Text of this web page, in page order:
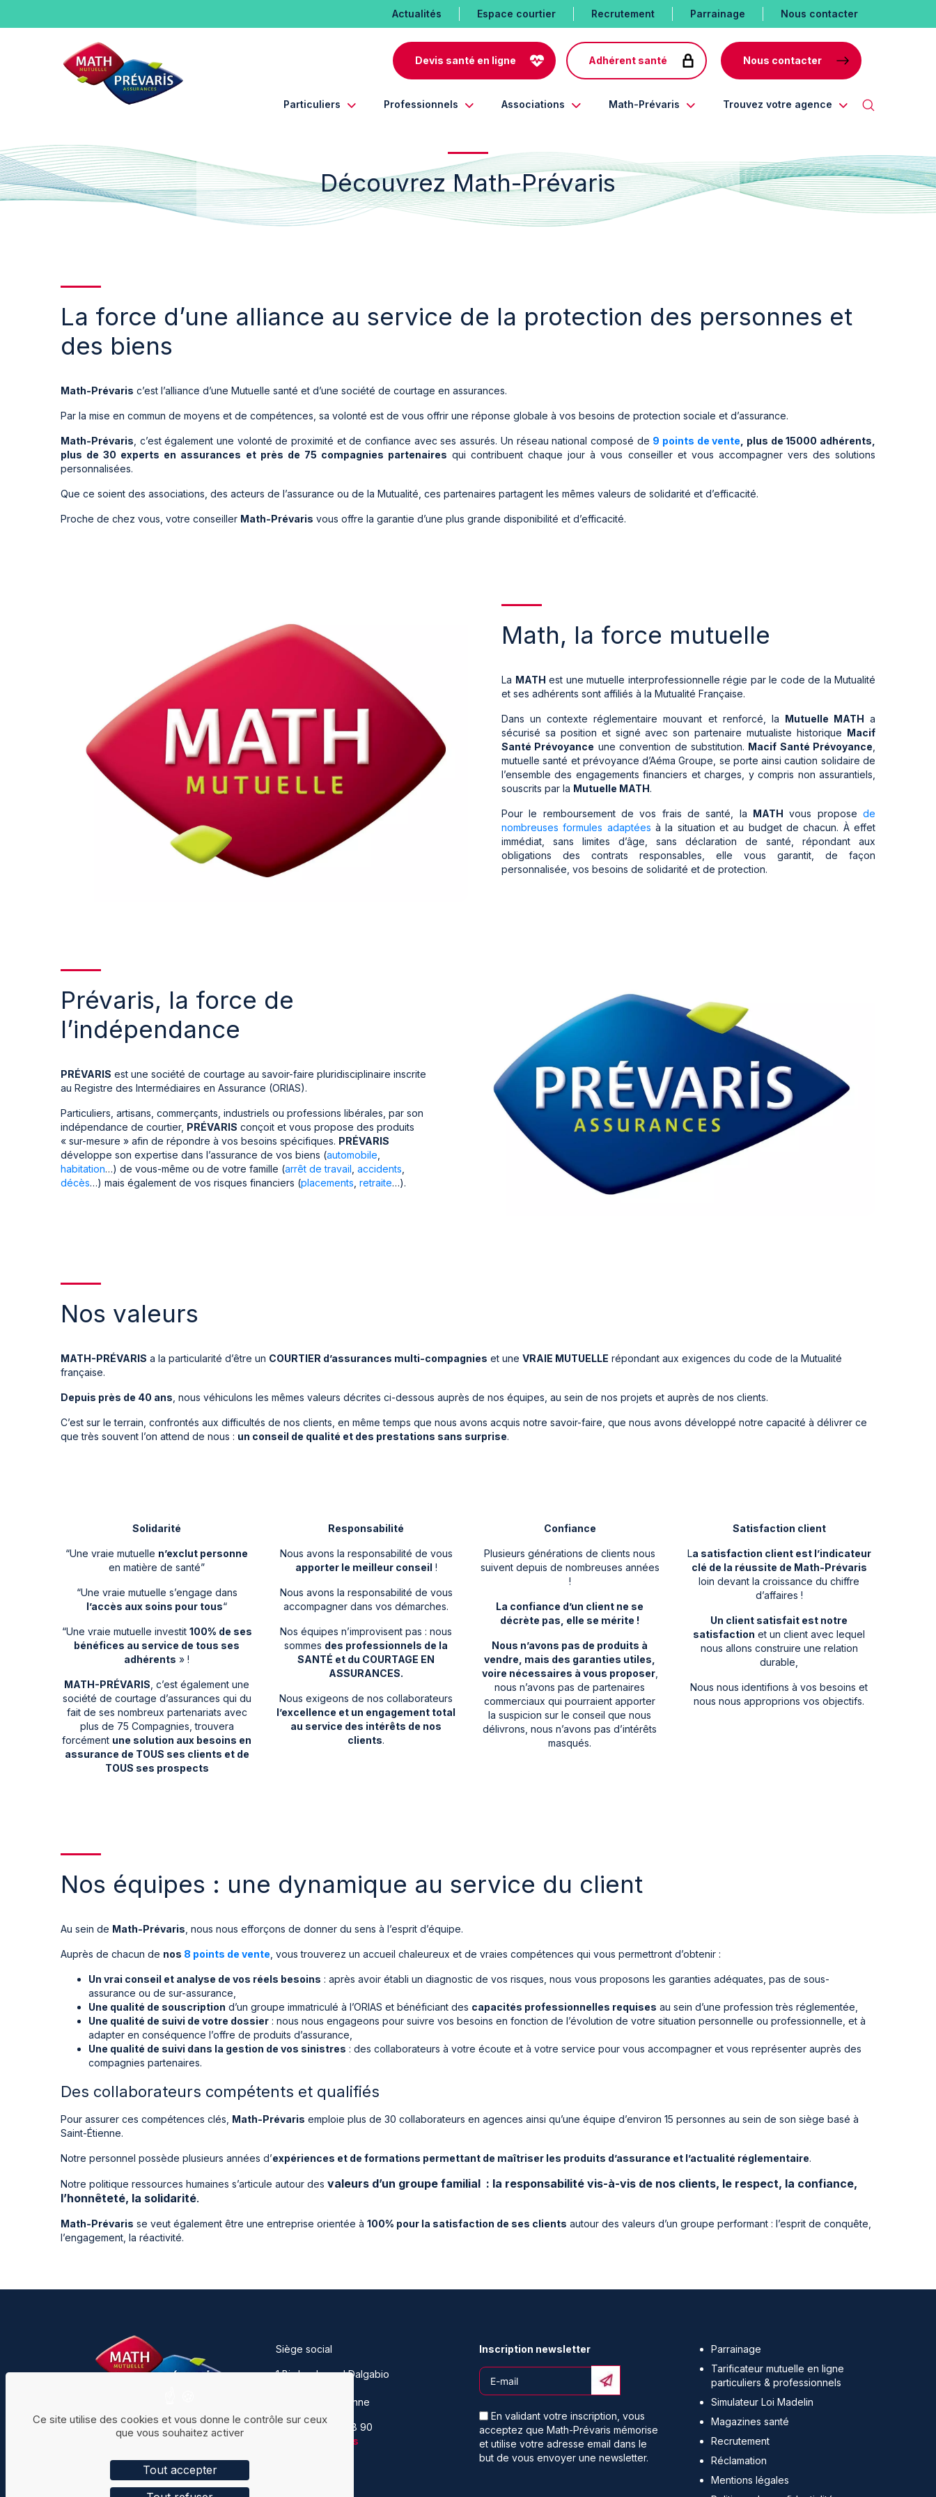
Actualités Espace courtier Recrutement Parrainage Nous contacter
Adhérent santé Nous contacter
Devis santé en ligne
Particuliers Professionnels Associations Math-Prévaris Trouvez votre agence
Découvrez Math-Prévaris
La force d’une alliance au service de la protection des personnes et
des biens
Math-Prévaris c’est l’alliance d’une Mutuelle santé et d’une société de courtage en assurances.
Par la mise en commun de moyens et de compétences, sa volonté est de vous offrir une réponse globale à vos besoins de protection sociale et d’assurance.
Math-Prévaris , c’est également une volonté de proximité et de confiance avec ses assurés. Un réseau national composé de 9 points de vente , plus de 15000 adhérents,
plus de 30 experts en assurances et près de 75 compagnies partenaires qui contribuent chaque jour à vous conseiller et vous accompagner vers des solutions
personnalisées.
Que ce soient des associations, des acteurs de l’assurance ou de la Mutualité, ces partenaires partagent les mêmes valeurs de solidarité et d’efficacité.
Proche de chez vous, votre conseiller Math-Prévaris vous offre la garantie d’une plus grande disponibilité et d’efficacité.
Math, la force mutuelle
La MATH est une mutuelle interprofessionnelle régie par le code de la Mutualité
et ses adhérents sont affiliés à la Mutualité Française.
Dans un contexte réglementaire mouvant et renforcé, la Mutuelle MATH a
sécurisé sa position et signé avec son partenaire mutualiste historique Macif
Santé Prévoyance une convention de substitution. Macif Santé Prévoyance
mutuelle santé et prévoyance d’Aéma Groupe, se porte ainsi caution solidaire de
l’ensemble des engagements financiers et charges, y compris non assurantiels,
souscrits par la Mutuelle MATH.
Pour le remboursement de vos frais de santé, la MATH vous propose de
nombreuses formules adaptées à la situation et au budget de chacun. À effet
immédiat, sans limites d’âge, sans déclaration de santé, répondant aux
obligations des contrats responsables, elle vous garantit, de façon
personnalisée, vos besoins de solidarité et de protection.
Prévaris, la force de
l’indépendance
PRÉVARIS est une société de courtage au savoir-faire pluridisciplinaire inscrite
au Registre des Intermédiaires en Assurance (ORIAS).
Particuliers, artisans, commerçants, industriels ou professions libérales, par son
indépendance de courtier, PRÉVARIS conçoit et vous propose des produits
« sur-mesure » afin de répondre à vos besoins spécifiques. PRÉVARIS
développe son expertise dans l’assurance de vos biens (automobile
habitation…) de vous-même ou de votre famille (arrêt de travail accidents
décès…) mais également de vos risques financiers (placements retraite…).
Nos valeurs
MATH-PRÉVARIS a la particularité d’être un COURTIER d’assurances multi-compagnies et une VRAIE MUTUELLE répondant aux exigences du code de la Mutualité
française.
Depuis près de 40 ans , nous véhiculons les mêmes valeurs décrites ci-dessous auprès de nos équipes, au sein de nos projets et auprès de nos clients.
C’est sur le terrain, confrontés aux difficultés de nos clients, en même temps que nous avons acquis notre savoir-faire, que nous avons développé notre capacité à délivrer ce
que très souvent l’on attend de nous : un conseil de qualité et des prestations sans surprise.
Solidarité
“Une vraie mutuelle n’exclut personne
en matière de santé”
“Une vraie mutuelle s’engage dans
l’accès aux soins pour tous“
“Une vraie mutuelle investit 100% de ses
bénéfices au service de tous ses
adhérents » !
MATH-PRÉVARIS , c’est également une
société de courtage d’assurances qui du
fait de ses nombreux partenariats avec
plus de 75 Compagnies, trouvera
forcément une solution aux besoins en
assurance de TOUS ses clients et de
TOUS ses prospects
Responsabilité
Nous avons la responsabilité de vous
apporter le meilleur conseil !
Nous avons la responsabilité de vous
accompagner dans vos démarches.
Nos équipes n’improvisent pas : nous
sommes des professionnels de la
SANTÉ et du COURTAGE EN
ASSURANCES.
Nous exigeons de nos collaborateurs
l’excellence et un engagement total
au service des intérêts de nos
clients.
Confiance
Plusieurs générations de clients nous
suivent depuis de nombreuses années
!
La confiance d’un client ne se
décrète pas, elle se mérite !
Nous n’avons pas de produits à
vendre, mais des garanties utiles,
voire nécessaires à vous proposer,
nous n’avons pas de partenaires
commerciaux qui pourraient apporter
la suspicion sur le conseil que nous
délivrons, nous n’avons pas d’intérêts
masqués.
Satisfaction client
La satisfaction client est l’indicateur
clé de la réussite de Math-Prévaris
loin devant la croissance du chiffre
d’affaires !
Un client satisfait est notre
satisfaction et un client avec lequel
nous allons construire une relation
durable,
Nous nous identifions à vos besoins et
nous nous approprions vos objectifs.
Nos équipes : une dynamique au service du client
Au sein de Math-Prévaris , nous nous efforçons de donner du sens à l’esprit d’équipe.
Auprès de chacun de nos 8 points de vente , vous trouverez un accueil chaleureux et de vraies compétences qui vous permettront d’obtenir :
Un vrai conseil et analyse de vos réels besoins : après avoir établi un diagnostic de vos risques, nous vous proposons les garanties adéquates, pas de sous-
assurance ou de sur-assurance,
Une qualité de souscription d’un groupe immatriculé à l’ORIAS et bénéficiant des capacités professionnelles requises au sein d’une profession très réglementée,
Une qualité de suivi de votre dossier : nous nous engageons pour suivre vos besoins en fonction de l’évolution de votre situation personnelle ou professionnelle, et à
adapter en conséquence l’offre de produits d’assurance,
Une qualité de suivi dans la gestion de vos sinistres : des collaborateurs à votre écoute et à votre service pour vous accompagner et vous représenter auprès des
compagnies partenaires.
Des collaborateurs compétents et qualifiés
Pour assurer ces compétences clés, Math-Prévaris emploie plus de 30 collaborateurs en agences ainsi qu’une équipe d’environ 15 personnes au sein de son siège basé à
Saint-Étienne.
Notre personnel possède plusieurs années d’expériences et de formations permettant de maîtriser les produits d’assurance et l’actualité réglementaire.
Notre politique ressources humaines s’articule autour des valeurs d’un groupe familial : la responsabilité vis-à-vis de nos clients, le respect, la confiance,
l’honnêteté, la solidarité.
Math-Prévaris se veut également être une entreprise orientée à 100% pour la satisfaction de ses clients autour des valeurs d’un groupe performant : l’esprit de conquête,
l’engagement, la réactivité.
FacebookLinkedIn
Siège social
1 Bis boulevard Dalgabio
42000 Saint-Etienne
Tél. : 04 77 92 28 90
Contactez-nous
Inscription newsletter
En validant votre inscription, vous
acceptez que Math-Prévaris mémorise
et utilise votre adresse email dans le
but de vous envoyer une newsletter.
Parrainage
Tarificateur mutuelle en ligne
particuliers & professionnels
Simulateur Loi Madelin
Magazines santé
Recrutement
Réclamation
Mentions légales
Ce site utilise des cookies et vous donne le contrôle sur ceux
que vous souhaitez activer
Tout accepter